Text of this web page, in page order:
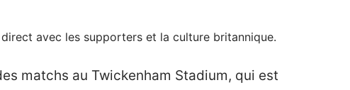
avec les supporters et la culture britannique.
matchs au Twickenham Stadium, qui est